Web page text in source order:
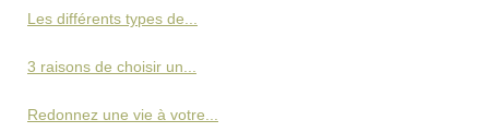
Les différents types de...
3 raisons de choisir un...
Redonnez une vie à votre...